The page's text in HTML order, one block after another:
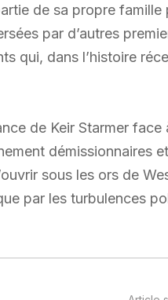
de sa propre famille
par d’autres
qui, dans l’histoire
de Keir Starmer face
démissionnaires
sous les ors de
par les turbulences